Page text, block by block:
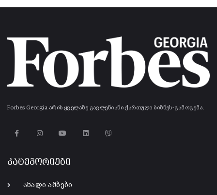
Forbes Georgia არის ყველაზე გავლენიანი ქართული ბიზნეს-გამოცემა.
კატეგორიები
ახალი ამბები